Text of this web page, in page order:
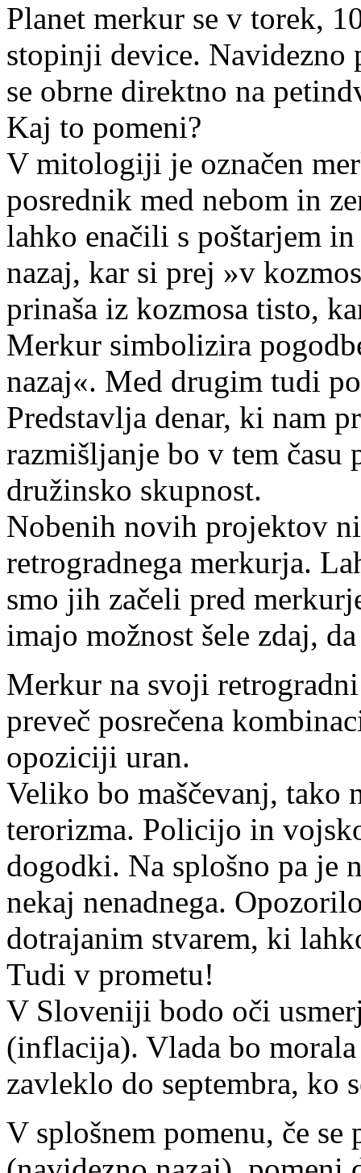
Planet merkur se v torek,
stopinji device. Navidezno
se obrne direktno na
Kaj to pomeni?
V mitologiji je označen
posrednik med nebom in
lahko enačili s poštarjem
nazaj, kar si prej »v
prinaša iz kozmosa tisto,
Merkur simbolizira
nazaj«. Med drugim tudi
Predstavlja denar, ki nam
razmišljanje bo v tem času
družinsko skupnost.
Nobenih novih projektov
retrogradnega merkurja.
smo jih začeli pred
imajo možnost šele zdaj,
Merkur na svoji
preveč posrečena
opoziciji uran.
Veliko bo maščevanj,
terorizma. Policijo in
dogodki. Na splošno pa je
nekaj nenadnega.
dotrajanim stvarem, ki
Tudi v prometu!
V Sloveniji bodo oči
(inflacija). Vlada bo
zavleklo do septembra, ko
V splošnem pomenu, če